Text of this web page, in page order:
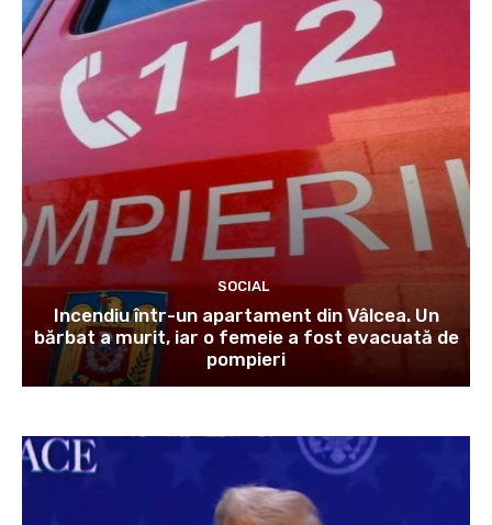
SOCIAL
Incendiu într-un apartament din Vâlcea. Un
bărbat a murit, iar o femeie a fost evacuată de
pompieri